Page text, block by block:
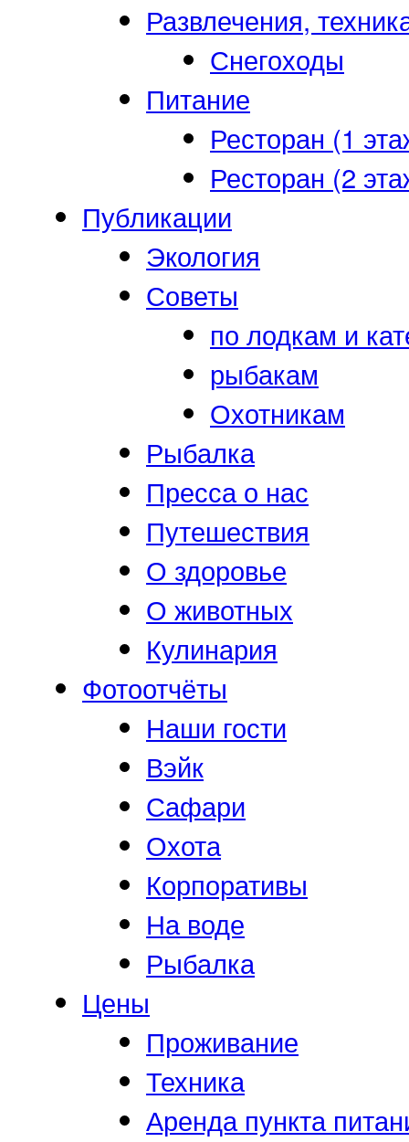
Развлечения,
Снегоходы
Питание
Ресторан (1
Ресторан (2
Публикации
Экология
Советы
по лодкам и
рыбакам
Охотникам
Рыбалка
Пресса о нас
Путешествия
О здоровье
О животных
Кулинария
Фотоотчёты
Наши гости
Вэйк
Сафари
Охота
Корпоративы
На воде
Рыбалка
Цены
Проживание
Техника
Аренда пункта